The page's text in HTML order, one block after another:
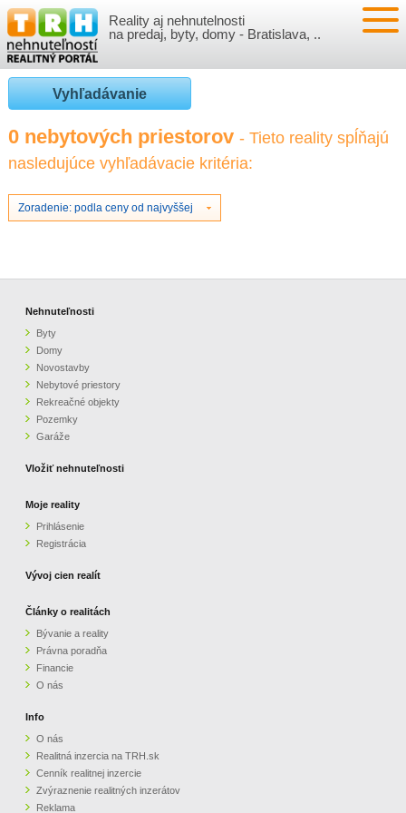
Reality aj nehnutelnosti
na predaj, byty, domy - Bratislava, ..
NEHNUTEĽNOSTI
BYTY
NOVOSTAVBY
NEBYTOVÉ PRIESTORY
GARÁŽE
VLOŽIŤ NEHNUTEĽNOSTI
PRIHLÁSENIE
REGISTRÁCIA
VÝVOJ CIEN REALÍT
ČLÁNKY O REALITÁCH
O NÁS
CENNÍK REALITNEJ INZERCIE
ZVÝRAZNENIE REALITNÝCH INZERÁTOV
PARTNERI
OBCHODNÉ PODMIENKY
KONTAKT
Vyhľadávanie
0 nebytových priestorov - Tieto reality spĺňajú
nasledujúce vyhľadávacie kritéria:
Zoradenie: podla ceny od najvyššej
Nehnuteľnosti
Byty
Domy
Novostavby
Nebytové priestory
Rekreačné objekty
Pozemky
Garáže
Vložiť nehnuteľnosti
Moje reality
Prihlásenie
Registrácia
Vývoj cien realít
Články o realitách
Bývanie a reality
Právna poradňa
Financie
O nás
Info
O nás
Realitná inzercia na TRH.sk
Cenník realitnej inzercie
Zvýraznenie realitných inzerátov
Reklama